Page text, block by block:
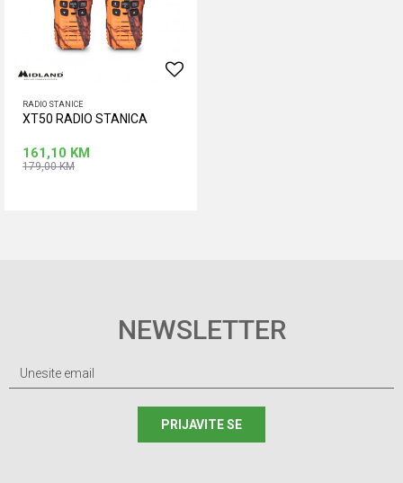
RADIO STANICE
XT50 RADIO STANICA
161,10 KM
179,00KM
NEWSLETTER
PRIJAVITE SE